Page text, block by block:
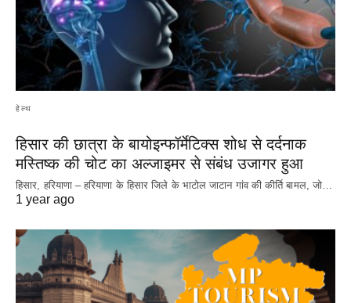
हेल्थ
हिसार की छात्रा के बायोइन्फॉर्मेटिक्स शोध से दर्दनाक
मस्तिष्क की चोट का अल्जाइमर से संबंध उजागर हुआ
हिसार, हरियाणा – हरियाणा के हिसार जिले के भाटोल जाटान गांव की कीर्ति बामल, जो…
1 year ago